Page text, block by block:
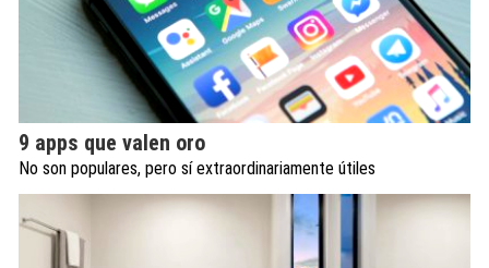
9 apps que valen oro
No son populares, pero sí extraordinariamente útiles